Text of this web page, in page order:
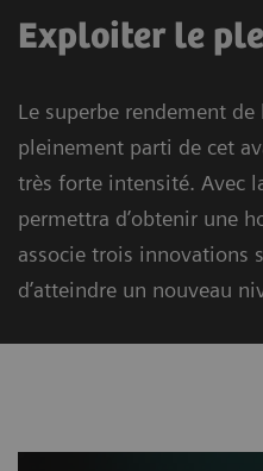
Exploiter le
Le superbe rendement
pleinement parti de cet
très forte intensité. Avec
permettra d’obtenir une
associe trois innovations
d’atteindre un nouveau